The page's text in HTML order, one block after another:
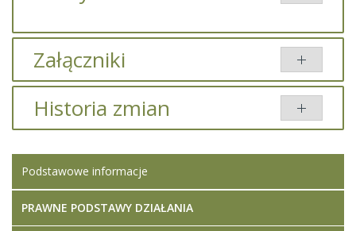
Załączniki
Brak załączników.
Historia zmian
Artykuł został
zmieniony.
środa,
19
październik
2022 14:48
Ledwójcik
Podstawowe informacje
PRAWNE PODSTAWY DZIAŁANIA